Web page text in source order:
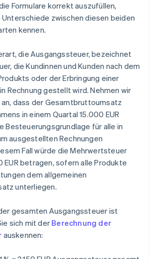
Formulare korrekt auszufüllen,
Unterschiede zwischen diesen beiden
kennen.
die Ausgangssteuer, bezeichnet
die Kundinnen und Kunden nach dem
oder der Erbringung einer
Rechnung gestellt wird. Nehmen wir
dass der Gesamtbruttoumsatz
in einem Quartal 15.000 EUR
Besteuerungsgrundlage für alle in
ausgestellten Rechnungen
Fall würde die Mehrwertsteuer
EUR betragen, sofern alle Produkte
dem allgemeinen
unterliegen.
gesamten Ausgangssteuer ist
sich mit der Berechnung der
auskennen: